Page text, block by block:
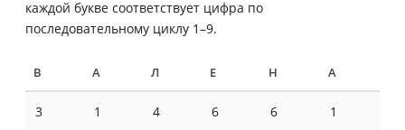
каждой букве соответствует цифра по
последовательному циклу 1–9.
В А Л Е Н А
3 1 4 6 6 1